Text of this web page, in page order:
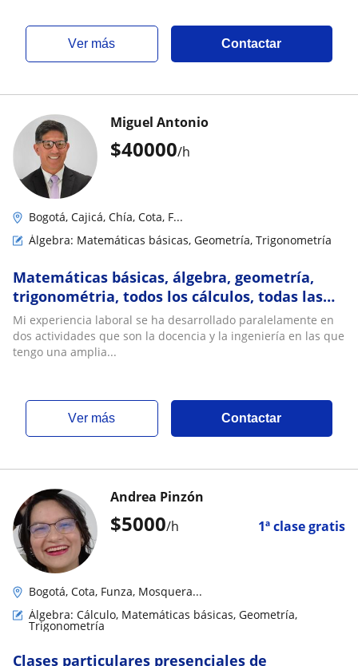
ver más Contactar
$40000/h
Miguel Antonio
Bogotá, Cajicá, Chía, Cota, F...
Álgebra: Matemáticas básicas, Geometría, Trigonometría
Matemáticas básicas, álgebra, geometría,
trigonométria, todos los cálculos, todas las
físicas
Mi experiencia laboral se ha desarrollado paralelamente en
dos actividades que son la docencia y la ingeniería en las que
tengo una amplia...
ver más Contactar
$5000/h 1ª clase gratis
Andrea Pinzón
Bogotá, Cota, Funza, Mosquera...
Álgebra: Cálculo, Matemáticas básicas, Geometría,
Trigonometría
Clases particulares presenciales de